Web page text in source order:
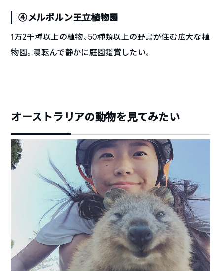
④メルボルン王立植物園
1万2千種以上の植物、50種類以上の野鳥が住む広大な植
物園。寝転んで静かに庭園鑑賞したい。
オーストラリアの動物を見てみたい